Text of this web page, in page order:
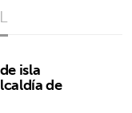
isla
de